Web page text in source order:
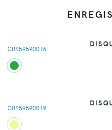
GBS59590016
GBS59590019